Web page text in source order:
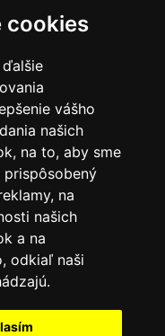
cookies
vášho
našich
na to, aby sme
na
našich
a na
odkiaľ naši
- 11:30 hod.
6,